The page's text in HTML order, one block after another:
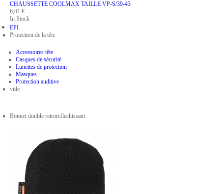
CHAUSSETTE COOLMAX TAILLE VP-S/39-43
6,01 €
In Stock
EPI
Protection de la tête
Accessoires tête
Casques de sécurité
Lunettes de protection
Masques
Protection auditive
vide
Bonnet double retroreflechissant